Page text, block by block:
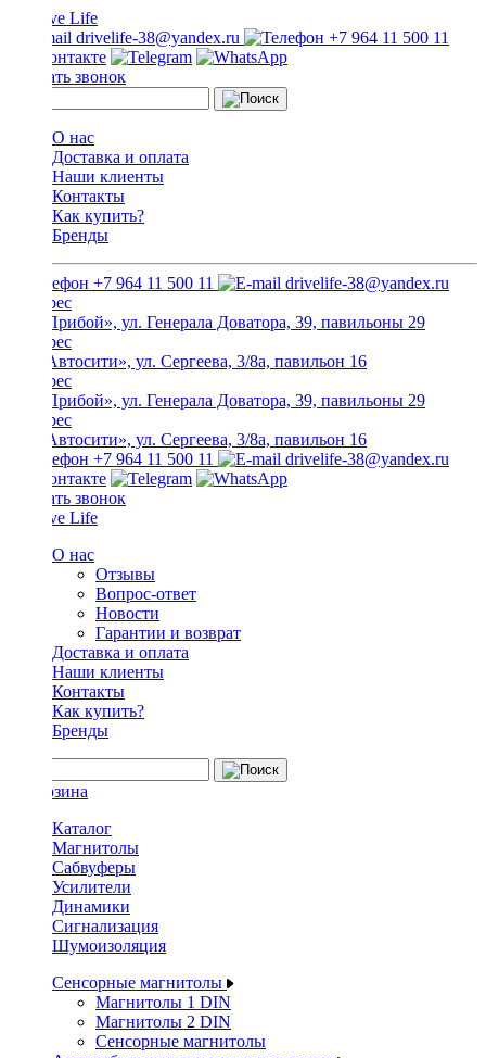
drivelife-38@yandex.ru +7 964 11 500 11
Заказать звонок
О нас
Доставка и оплата
Наши клиенты
Контакты
Как купить?
Бренды
+7 964 11 500 11 drivelife-38@yandex.ru
ТЦ «Прибой», ул. Генерала Доватора, 39, павильоны 29
ТЦ «Автосити», ул. Сергеева, 3/8а, павильон 16
ТЦ «Прибой», ул. Генерала Доватора, 39, павильоны 29
ТЦ «Автосити», ул. Сергеева, 3/8а, павильон 16
+7 964 11 500 11
drivelife-38@yandex.ru
Заказать звонок
О нас
Отзывы
Вопрос-ответ
Новости
Гарантии и возврат
Доставка и оплата
Наши клиенты
Контакты
Как купить?
Бренды
Каталог
Магнитолы
Сабвуферы
Усилители
Динамики
Сигнализация
Шумоизоляция
Сенсорные магнитолы
Магнитолы 1 DIN
Магнитолы 2 DIN
Сенсорные магнитолы